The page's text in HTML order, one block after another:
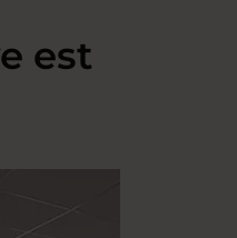
est